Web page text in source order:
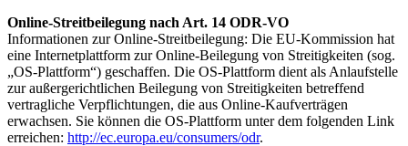
Online-Streitbeilegung nach Art. 14 ODR-VO
Informationen zur Online-Streitbeilegung: Die EU-Kommission hat
eine Internetplattform zur Online-Beilegung von Streitigkeiten (sog.
„OS-Plattform“) geschaffen. Die OS-Plattform dient als Anlaufstelle
zur außergerichtlichen Beilegung von Streitigkeiten betreffend
vertragliche Verpflichtungen, die aus Online-Kaufverträgen
erwachsen. Sie können die OS-Plattform unter dem folgenden Link
erreichen: http://ec.europa.eu/consumers/odr.